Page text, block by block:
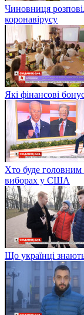
Чиновниця
коронавірусу
Які фінансові
Хто буде
виборах у США
Що українці